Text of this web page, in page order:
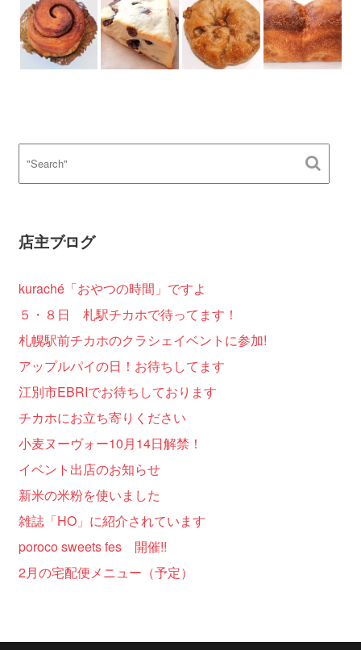
シ
ョ
ン
店主ブログ
kuraché「おやつの時間」ですよ
５・８日 札駅チカホで待ってます！
札幌駅前チカホのクラシェイベントに参加!
アップルパイの日！お待ちしてます
江別市EBRIでお待ちしております
チカホにお立ち寄りください
小麦ヌーヴォー10月14日解禁！
イベント出店のお知らせ
新米の米粉を使いました
雑誌「HO」に紹介されています
poroco sweets fes 開催!!
2月の宅配便メニュー（予定）